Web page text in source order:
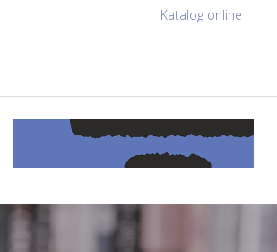
Katalog online